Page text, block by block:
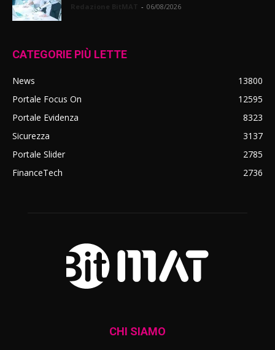
- 06/08/2026
CATEGORIE PIÙ LETTE
News
13800
Portale Focus On
12595
Portale Evidenza
8323
Sicurezza
3137
Portale Slider
2785
FinanceTech
2736
CHI SIAMO